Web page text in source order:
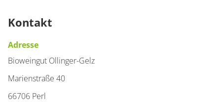
Kontakt
Adresse
Bioweingut Ollinger-Gelz
Marienstraße 40
66706 Perl